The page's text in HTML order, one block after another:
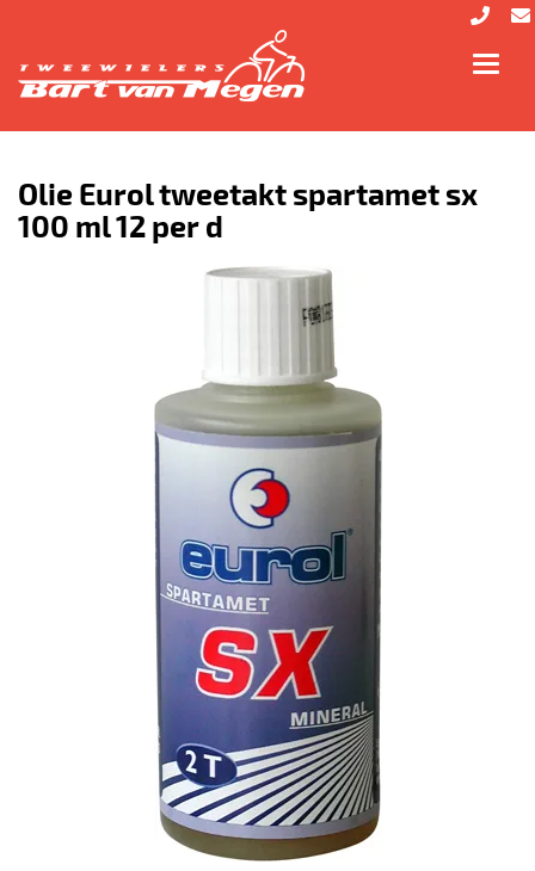
Olie Eurol tweetakt spartamet sx
100 ml 12 per d